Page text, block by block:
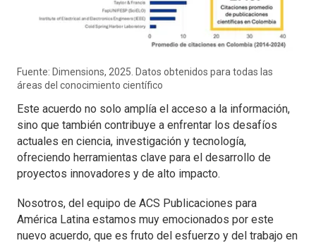
Fuente: Dimensions, 2025. Datos obtenidos para todas las
áreas del conocimiento científico
Este acuerdo no solo amplía el acceso a la información,
sino que también contribuye a enfrentar los desafíos
actuales en ciencia, investigación y tecnología,
ofreciendo herramientas clave para el desarrollo de
proyectos innovadores y de alto impacto.
Nosotros, del equipo de ACS Publicaciones para
América Latina estamos muy emocionados por este
nuevo acuerdo, que es fruto del esfuerzo y del trabajo en